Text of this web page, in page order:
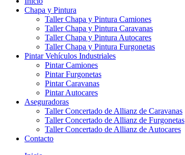
Chapa y Pintura
Taller Chapa y Pintura Camiones
Taller Chapa y Pintura Caravanas
Taller Chapa y Pintura Autocares
Taller Chapa y Pintura Furgonetas
Pintar Vehículos Industriales
Pintar Camiones
Pintar Furgonetas
Pintar Caravanas
Pintar Autocares
Aseguradoras
Taller Concertado de Allianz de Caravanas
Taller Concertado de Allianz de Furgonetas
Taller Concertado de Allianz de Autocares
Contacto